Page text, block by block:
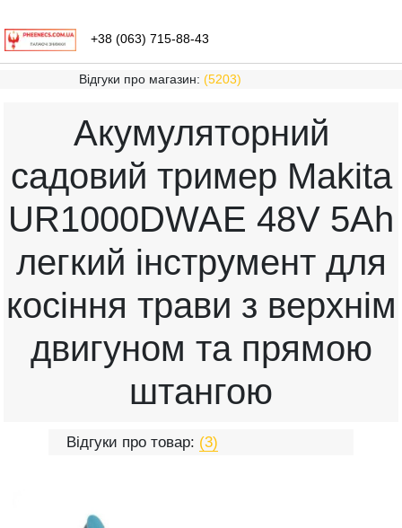
+38 (063) 715-88-43
Відгуки про магазин: (5203)
Акумуляторний
садовий тример Makita
UR1000DWAE 48V 5Ah
легкий інструмент для
косіння трави з верхнім
двигуном та прямою
штангою
Відгуки про товар: (3)